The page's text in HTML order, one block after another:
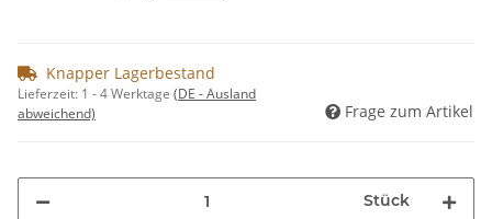
Knapper Lagerbestand
Lieferzeit: 1 - 4 Werktage (DE - Ausland
abweichend)
Frage zum Artikel
Stück